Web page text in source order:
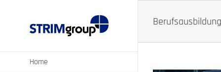
Home
Berufsausbildung